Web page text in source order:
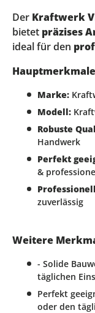
Der Kraftwerk
bietet präzises
ideal für den
Marke:
Modell:
Robuste
Handwerk
Perfekt
&
zuverlässig
Weitere
- Solide
täglichen
Perfekt
oder den